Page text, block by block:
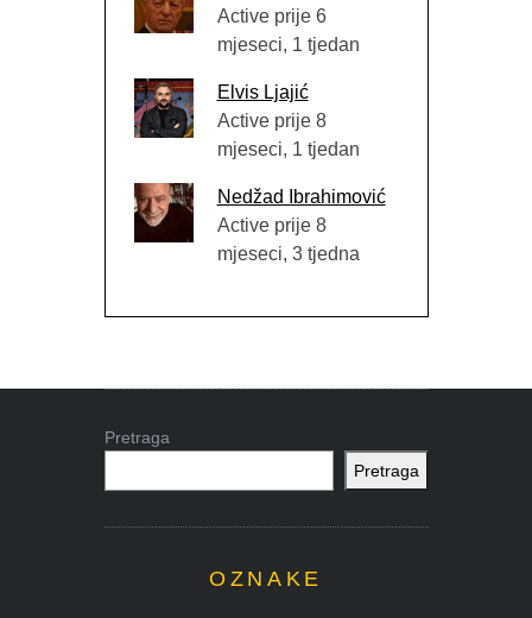
Active prije 6
mjeseci, 1 tjedan
Elvis Ljajić
Active prije 8
mjeseci, 1 tjedan
Nedžad Ibrahimović
Active prije 8
mjeseci, 3 tjedna
Pretraga
Pretraga
OZNAKE